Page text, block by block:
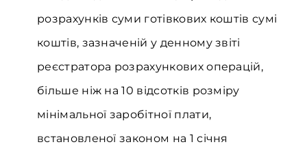
розрахунків суми готівкових коштів сумі
коштів, зазначеній у денному звіті
реєстратора розрахункових операцій,
більше ніж на 10 відсотків розміру
мінімальної заробітної плати,
встановленої законом на 1 січня